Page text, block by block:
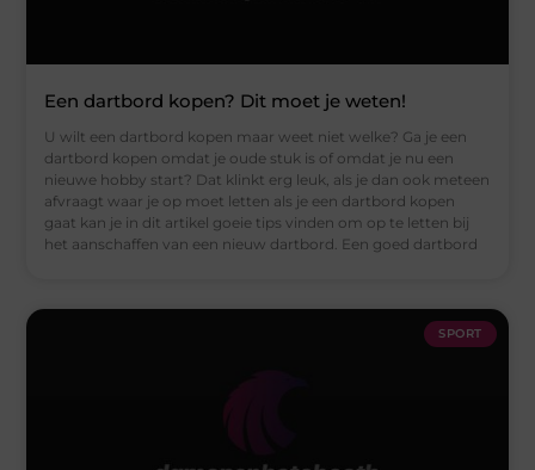
Een dartbord kopen? Dit moet je weten!
U wilt een dartbord kopen maar weet niet welke? Ga je een
dartbord kopen omdat je oude stuk is of omdat je nu een
nieuwe hobby start? Dat klinkt erg leuk, als je dan ook meteen
afvraagt waar je op moet letten als je een dartbord kopen
gaat kan je in dit artikel goeie tips vinden om op te letten bij
het aanschaffen van een nieuw dartbord. Een goed dartbord
SPORT